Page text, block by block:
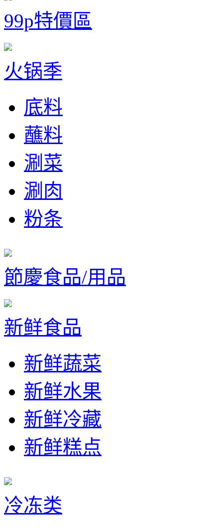
99p特價區
火锅季
底料
蘸料
涮菜
涮肉
粉条
節慶食品/用品
新鲜食品
新鲜蔬菜
新鲜水果
新鲜冷藏
新鲜糕点
冷冻类